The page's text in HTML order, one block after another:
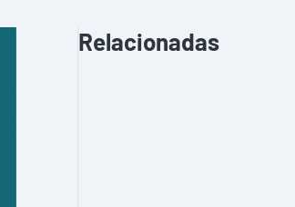
Relacionadas